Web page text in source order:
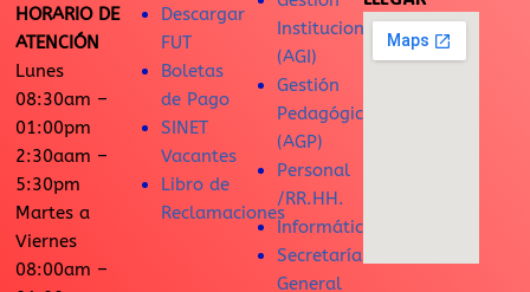
HORARIO DE
ATENCIÓN
Lunes
08:30am –
01:00pm
2:30aam –
5:30pm
Martes a
Viernes
08:00am –
Descargar
FUT
Boletas
de Pago
SINET
Vacantes
Libro de
Reclamaciones
Institucional
(AGI)
Gestión
Pedagógica
(AGP)
Personal
/RR.HH.
Informática
Secretaría
General